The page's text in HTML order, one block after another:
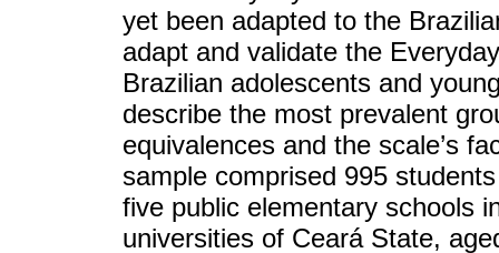
yet been adapted to the
adapt and validate the
Brazilian adolescents and
describe the most prevalent
equivalences and the scale’s
sample comprised 995
five public elementary schools
universities of Ceará State,